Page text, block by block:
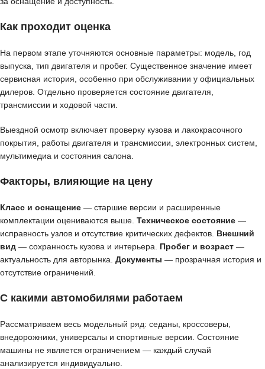
Как проходит оценка
На первом этапе уточняются основные параметры: модель, год
выпуска, тип двигателя и пробег. Существенное значение имеет
сервисная история, особенно при обслуживании у официальных
дилеров. Отдельно проверяется состояние двигателя,
трансмиссии и ходовой части.
Выездной осмотр включает проверку кузова и лакокрасочного
покрытия, работы двигателя и трансмиссии, электронных систем,
мультимедиа и состояния салона.
Факторы, влияющие на цену
Класс и оснащение — старшие версии и расширенные
комплектации оцениваются выше. Техническое состояние —
исправность узлов и отсутствие критических дефектов. Внешний
вид — сохранность кузова и интерьера. Пробег и возраст —
актуальность для авторынка. Документы — прозрачная история и
отсутствие ограничений.
С какими автомобилями работаем
Рассматриваем весь модельный ряд: седаны, кроссоверы,
внедорожники, универсалы и спортивные версии. Состояние
машины не является ограничением — каждый случай
анализируется индивидуально.